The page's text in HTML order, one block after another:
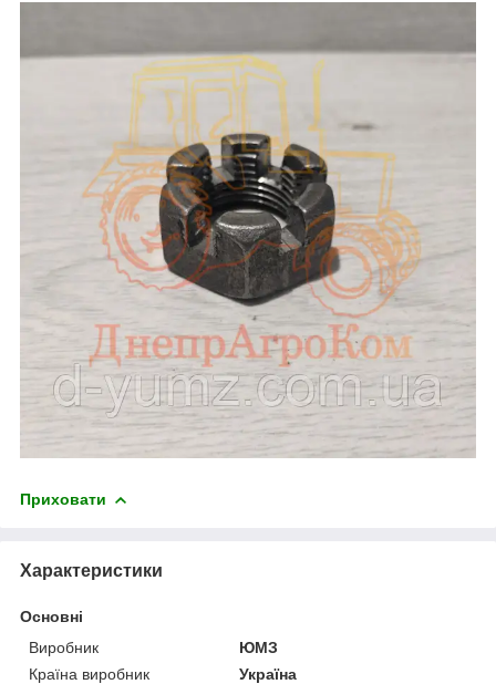
Приховати
Характеристики
Основні
Виробник
ЮМЗ
Країна виробник
Україна